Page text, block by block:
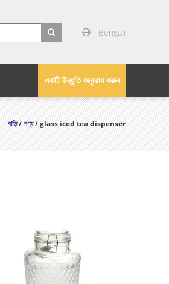
Bengali
একটি উদ্ধৃতি অনুরোধ করুন
বাড়ি/পণ্য/ glass iced tea dispenser